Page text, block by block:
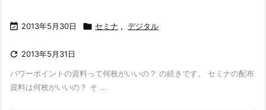
 2013年5月30日  セミナ , デジタル
 2013年5月31日
パワーポイントの資料って何枚がいいの？ の続きです。 セミナの配布
資料は何枚がいいの？ そ ...